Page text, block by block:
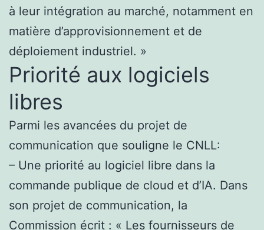
à leur intégration au marché, notamment en
matière d’approvisionnement et de
déploiement industriel. »
Priorité aux logiciels
libres
Parmi les avancées du projet de
communication que souligne le CNLL:
– Une priorité au logiciel libre dans la
commande publique de cloud et d’IA. Dans
son projet de communication, la
Commission écrit : « Les fournisseurs de